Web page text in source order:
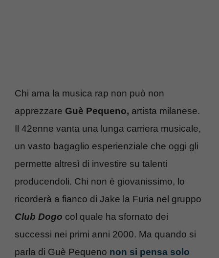
Chi ama la musica rap non può non
apprezzare Guè Pequeno, artista milanese.
Il 42enne vanta una lunga carriera musicale,
un vasto bagaglio esperienziale che oggi gli
permette altresì di investire su talenti
producendoli. Chi non è giovanissimo, lo
ricorderà a fianco di Jake la Furia nel gruppo
Club Dogo col quale ha sfornato dei
successi nei primi anni 2000. Ma quando si
parla di Guè Pequeno non si pensa solo